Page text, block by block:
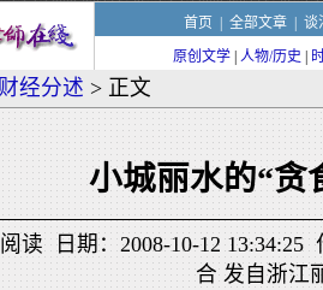
首页 全部文章| 谈
原创文学 人物/历史
财经分述 > 正文
小城丽水的“贪
读 日期：2008-10-12 13:34:25
合 发自浙江